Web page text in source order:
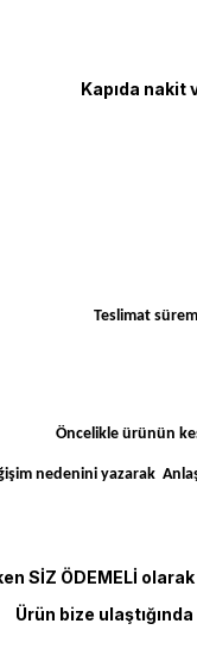
Kapıda nakit
Teslimat
Öncelikle ürünün
nedenini yazarak
SİZ ÖDEMELİ
Ürün bize